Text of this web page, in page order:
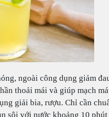
ngoài công dụng giảm
thoải mái và giúp mạch
giải bia, rượu. Chỉ cần
sôi với nước khoảng 10